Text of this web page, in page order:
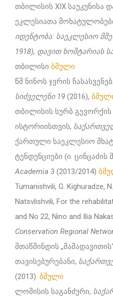
თბილისის XIX საუკუნისა
ეკლესიათა
იდენტობა: საეკლესიო
1918), დავით ხოშტარიას
თბილისი ბმული
წმ ნინოს ჯვრის
სიძველენი 19 (2016),
თბილისის სურბ
ისტორიისთვის,
ქართული საეკლესიო
ტენდენციები (ი.
Academia 3 (2013/2014)
Tumanishvili, G. Kighuradze,
Natsvlishvili, For the
and No 22, Nino and Ilia
Conservation Regional
მთაწმინდის
თავისებურებანი,
(2013). ბმული
ლომისის საგანძური,